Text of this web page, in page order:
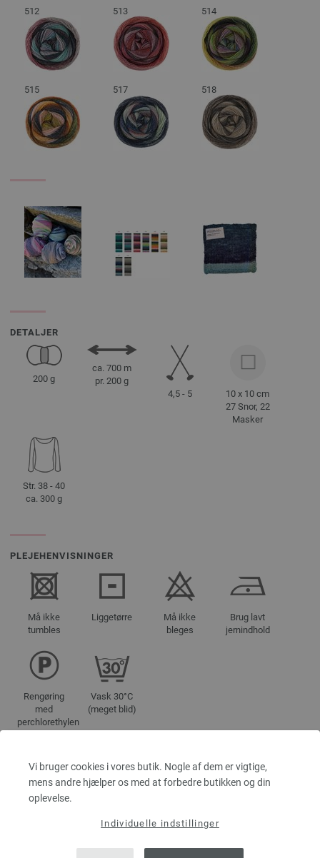
Vi bruger cookies i vores butik. Nogle af dem er vigtige,
mens andre hjælper os med at forbedre butikken og din
oplevelse.
Individuelle indstillinger
512
513 514
515 517 518
DETALJER
200 g
ca. 700 m
pr. 200 g
4,5 - 5
10 x 10 cm
27 Snor, 22
Masker
Str. 38 - 40
ca. 300 g
PLEJEHENVISNINGER
Må ikke
tumbles
Liggetørre
Må ikke
bleges
Brug lavt
jernindhold
Rengøring
med
perchlorethylen
Vask 30°C
(meget blid)
FARVEBETEGNELSER
511 | EAN: 4033493391368
512 | EAN: 4033493391375